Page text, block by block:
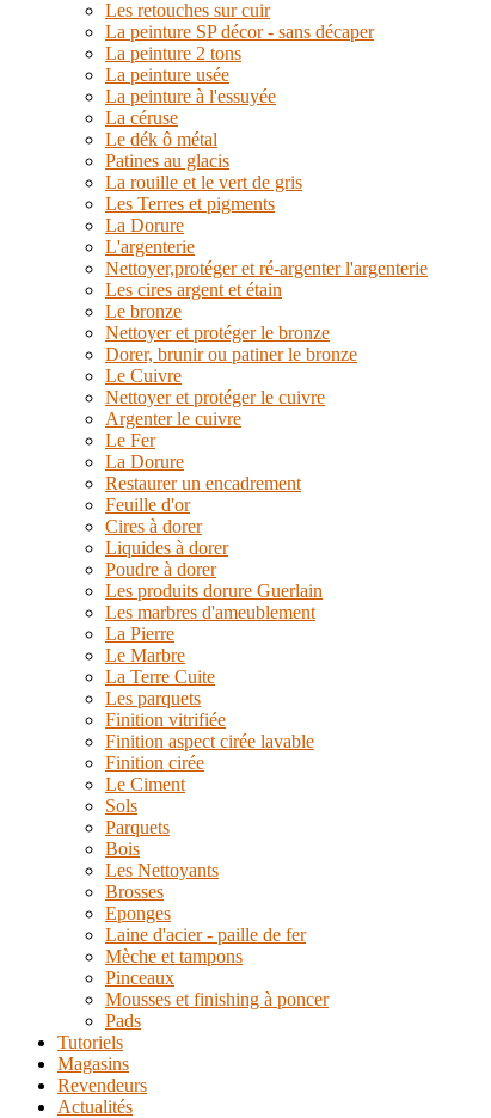
Les retouches sur cuir
La peinture SP décor - sans décaper
La peinture 2 tons
La peinture usée
La peinture à l'essuyée
La céruse
Le dék ô métal
Patines au glacis
La rouille et le vert de gris
Les Terres et pigments
La Dorure
L'argenterie
Nettoyer,protéger et ré-argenter l'argenterie
Les cires argent et étain
Le bronze
Nettoyer et protéger le bronze
Dorer, brunir ou patiner le bronze
Le Cuivre
Nettoyer et protéger le cuivre
Argenter le cuivre
Le Fer
La Dorure
Restaurer un encadrement
Feuille d'or
Cires à dorer
Liquides à dorer
Poudre à dorer
Les produits dorure Guerlain
Les marbres d'ameublement
La Pierre
Le Marbre
La Terre Cuite
Les parquets
Finition vitrifiée
Finition aspect cirée lavable
Finition cirée
Le Ciment
Sols
Parquets
Bois
Les Nettoyants
Brosses
Eponges
Laine d'acier - paille de fer
Mèche et tampons
Pinceaux
Mousses et finishing à poncer
Pads
Tutoriels
Magasins
Revendeurs
Actualités